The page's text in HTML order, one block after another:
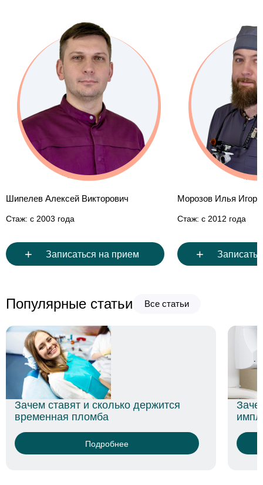
Морозов Илья Игоревич
Стаж: с 2012 года
+ Записаться на прием
Дунай Артем
+
Популярные статьи Все статьи
Зачем нужна диагностика зубов перед
имплантацией
Подробнее